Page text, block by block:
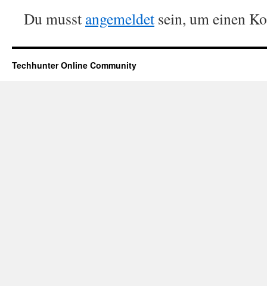
Du musst angemeldet sein, um einen
Techhunter Online Community